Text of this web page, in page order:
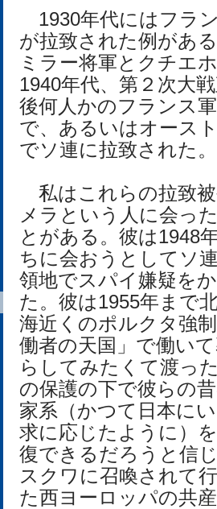
1930年代にはフラ
が拉致された例があ
ミラー将軍とクチエ
1940年代、第２次大
後何人かのフランス
で、あるいはオース
でソ連に拉致された。
私はこれらの拉致
メラという人に会っ
とがある。彼は1948
ちに会おうとしてソ
領地でスパイ嫌疑を
た。彼は1955年まで
海近くのポルクタ強
働者の天国」で働い
らしてみたくて渡っ
の保護の下で彼らの
家系（かつて日本に
求に応じたように）
復できるだろうと信
スクワに召喚されて
た西ヨーロッパの共